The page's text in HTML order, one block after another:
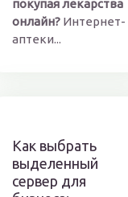
покупая лекарства
онлайн? Интернет-
аптеки...
Как выбрать
выделенный
сервер для